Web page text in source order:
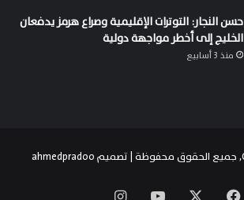
حسن النجار: التوترات الإقليمية وصراع هرمز يدفعان
الخليج إلى أخطر مواجهة دولية
منذ 3 أسابيع
ahmedpradoo